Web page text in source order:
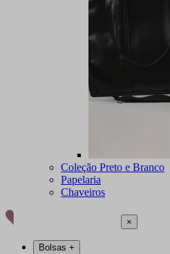
Coleção Preto e Branco
Papelaria
Chaveiros
×
Bolsas +